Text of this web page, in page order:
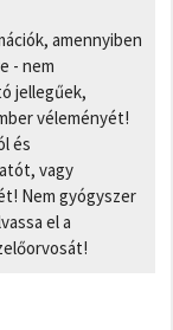
amennyiben
- nem
jellegűek,
véleményét!
és
vagy
Nem gyógyszer
el a